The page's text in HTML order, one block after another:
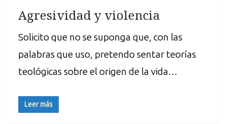
Agresividad y violencia
Solicito que no se suponga que, con las
palabras que uso, pretendo sentar teorías
teológicas sobre el origen de la vida…
Leer más